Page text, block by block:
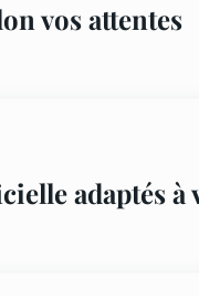
vos attentes
adaptés à